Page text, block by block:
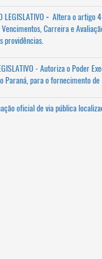
LEGISLATIVO - Altera o artigo
Carreira e
providências.
- Autoriza o
Paraná, para o fornecimento
oficial de via pública